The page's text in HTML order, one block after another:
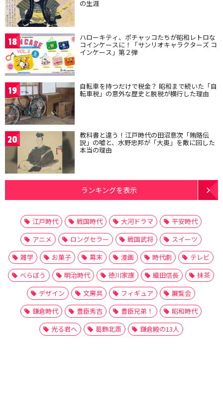
の生涯
18 ハローキティ、ポチャッコたちが昭和レトロな
コインケースに！「サンリオキャラクターズ コ
インケース」第２弾
19 自転車を持つだけで税金？ 昭和まで続いた「自
転車税」の意外な歴史と脱税が横行した理由
20 教科書と違う！江戸時代の田沼意次「賄賂伝
説」の嘘と、水野忠邦が「大奥」を敵に回した
本当の理由
ランキングを表示
江戸時代 戦国時代 大河ドラマ
平安時代
アニメ
ロングセラー 戦国武将
スイーツ
雑学
お菓子 幕末 漫画 時代劇
テレビ
べらぼう
明治時代 徳川家康 織田信長
抹茶
デザイン
文房具 フィギュア
展覧会
鎌倉時代
豊臣秀吉 豊臣兄弟！
昭和時代
光る君へ
葛飾北斎 鎌倉殿の13人